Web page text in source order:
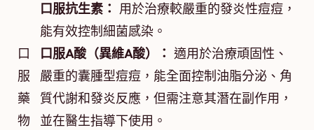
口
服
藥
物
口服抗生素： 用於治療較嚴重的發炎性痘痘，
能有效控制細菌感染。
口服A酸（異維A酸）： 適用於治療頑固性、
嚴重的囊腫型痘痘，能全面控制油脂分泌、角
質代謝和發炎反應，但需注意其潛在副作用，
並在醫生指導下使用。